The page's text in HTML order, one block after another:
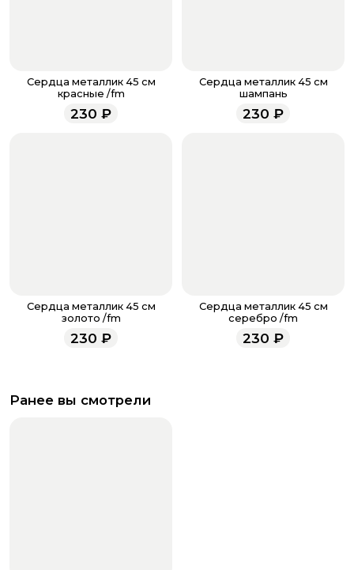
звоните по номеру телефона
8 (927) 936-71-86
напишите WhatsApp
+7 937 333-66-53. Наши
менеджеры работают ежедневно с 9.00 до 23.00 и
всегда рады проконсультировать вас.
Сердца металлик 45 см
красные /fm
230 ₽
Сердца металлик 45 см
шампань
230 ₽
Сердца металлик 45 см
золото /fm
230 ₽
Сердца металлик 45 см
серебро /fm
230 ₽
Ранее вы смотрели